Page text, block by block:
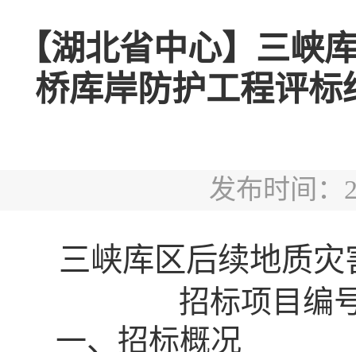
【湖北省中心】三峡
桥库岸防护工程评标
发布时间：
三峡库区后续地质
招标项目编
一、招标概况